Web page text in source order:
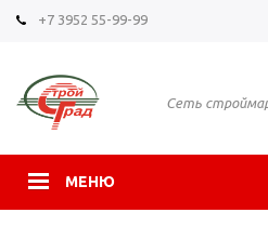
+7 3952 55-99-99
Сеть
МЕНЮ